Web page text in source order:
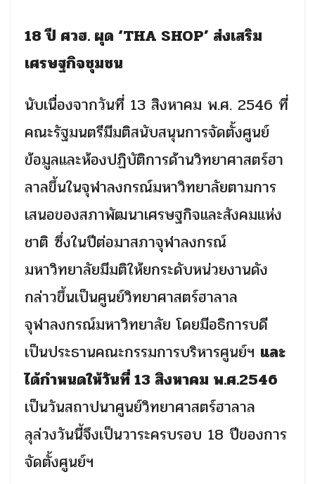
18 ปี ศวฮ. ผุด ‘THA SHOP’ ส่งเสริม
เศรษฐกิจชุมชน
นับเนื่องจากวันที่ 13 สิงหาคม พ.ศ. 2546 ที่
คณะรัฐมนตรีมีมติสนับสนุนการจัดตั้งศูนย์
ข้อมูลและห้องปฏิบัติการด้านวิทยาศาสตร์ฮา
ลาลขึ้นในจุฬาลงกรณ์มหาวิทยาลัยตามการ
เสนอของสภาพัฒนาเศรษฐกิจและสังคมแห่ง
ชาติ ซึ่งในปีต่อมาสภาจุฬาลงกรณ์
มหาวิทยาลัยมีมติให้ยกระดับหน่วยงานดัง
กล่าวขึ้นเป็นศูนย์วิทยาศาสตร์ฮาลาล
จุฬาลงกรณ์มหาวิทยาลัย โดยมีอธิการบดี
เป็นประธานคณะกรรมการบริหารศูนย์ฯ และ
ได้กำหนดให้วันที่13 สิงหาคม พ.ศ.2546
เป็นวันสถาปนาศูนย์วิทยาศาสตร์ฮาลาล
ลุล่วงวันนี้จึงเป็นวาระครบรอบ 18 ปีของการ
จัดตั้งศูนย์ฯ